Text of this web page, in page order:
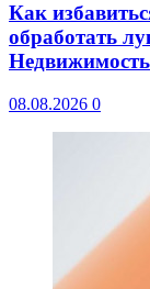
Как
обработать
Недвижимость
08.08.2026 0